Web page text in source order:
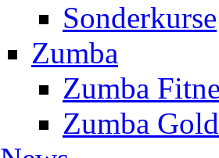
Sonderkurse
Zumba
Zumba
Zumba Gold